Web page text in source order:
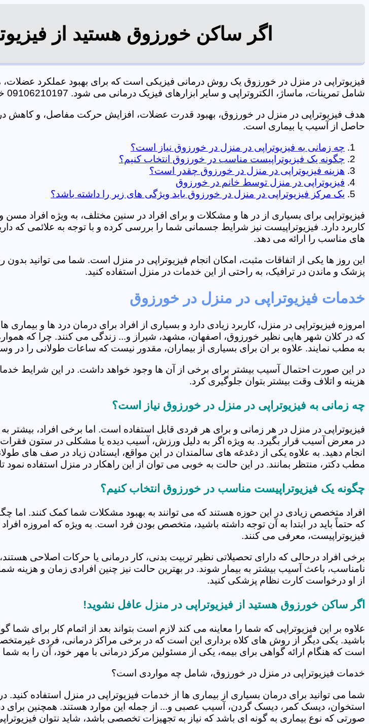
اگر ساکن خورزوق هستید از
فیزیوتراپی در منزل در خورزوق یک روش درمانی فیزیکی است که برای بهبود عملکرد
شامل تمرینات، ماساژ، الکتروتراپی و سایر ابزارهای فیزیک درمانی می شود. 09106210197 خانم دکتر دمیرچی
هدف فیزیوتراپی در منزل در خورزوق، بهبود قدرت عضلات، افزایش حرکت مفاصل، و کاهش
حاصل از آسیب یا بیماری است.
چه زمانی به فیزیوتراپی در منزل در خورزوق نیاز است؟
چگونه یک فیزیوتراپیست مناسب در خورزوق انتخاب کنیم؟
هزینه فیزیوتراپی در منزل در خورزوق چقدر است؟
فیزیوتراپی در منزل توسط خانم در خورزوق
یک مرکز فیزیوتراپی در منزل در خورزوق باید ویژگی های زیر را داشته باشد؟
فیزیوتراپی برای بسیاری از در ها و مشکلات و برای افراد در سنین مختلف، به ویژه افراد مسن
کاربرد دارد. فیزیوتراپیست نیز شرایط جسمانی شما را بررسی کرده و با توجه به علائمی که
های مناسب را ارائه می دهد.
این روز ها یکی از اتفاقات مثبت، امکان انجام فیزیوتراپی در منزل است. شما می توانید
پزشک و ماندن در ترافیک، به راحتی از این خدمات در منزل استفاده کنید.
خدمات فیزیوتراپی در منزل در خورزوق
امروزه فیزیوتراپی در منزل، کاربرد زیادی دارد و بسیاری از افراد برای درمان درد ها و
که در کلان شهر هایی نظیر خورزوق، اصفهان، مشهد، شیراز و... زندگی می کنند. چرا که
به مطب نمایند. علاوه بر ان برای بسیاری از بیماران، مقدور نیست که ساعات طولانی را در
در این صورت احتمال آسیب بیشتر برای برخی از آن ها وجود خواهد داشت. در این شرایط
هزینه و اتلاف وقت بیشتر بتوان جلوگیری کرد.
چه زمانی به فیزیوتراپی در منزل در خورزوق نیاز است؟
فیزیوتراپی در منزل در هر زمانی و برای هر فردی قابل استفاده است. اما برخی افراد،
در معرض آسیب قرار بگیرد. به ویژه اگر به دلیل ورزش، آسیب دیده یا مشکلی در ستون
انجام دهید. به علاوه یکی از دغدغه های سالمندان در این مواقع، ایستادن زیاد در صف های
مطب دکتر، منتظر بمانند. در این حالت به خوبی می توان از این راهکار در منزل استفاده
چگونه یک فیزیوتراپیست مناسب در خورزوق انتخاب کنیم؟
افراد متخصص زیادی در این حوزه هستند که می توانند به بهبود مشکلات شما کمک کنند.
که حتماً باید در ابتدا به آن توجه داشته باشید، متخصص بودن فرد است. به ویژه که امروزه
فیزیوتراپیست، معرفی می کنند.
برخی افراد درحالی که دارای تحصیلاتی نظیر تربیت بدنی، کار درمانی یا حرکات اصلاحی
نامناسب، باعث آسیب بیشتر به بیمار شوند. در بهترین حالت نیز چنین افرادی زمان و هزینه
از او درخواست کارت نظام پزشکی کنید.
اگر ساکن خورزوق هستید از فیزیوتراپی در منزل عافل نشوید!
علاوه بر این فیزیوتراپی که شما را معاینه می کند لازم است بتواند بعد از اتمام کار برای شما
باشید. یکی دیگر از روش های کلاه برداری این است که در برخی مراکز درمانی، فردی
است که هنگام ارائه گواهی برای بیمه، یکی از مسئولین مرکز درمانی با مهر خود، آن را به
خدمات فیزیوتراپی در منزل در خورزوق، شامل چه مواردی است؟
شما می توانید برای درمان بسیاری از بیماری ها از خدمات فیزیوتراپی در منزل استفاده کنید.
استخوان، دیسک کمر، دیسک گردن، آسیب عصبی و... از جمله این موارد هستند. همچنین برای
صورتی که نوع بیماری به گونه ای باشد که نیاز به تجهیزات تخصصی باشد، شاید نتوان